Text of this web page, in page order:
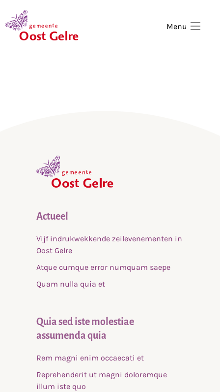
Menu
Actueel
Vijf indrukwekkende zeilevenementen in
Oost Gelre
Atque cumque error numquam saepe
Quam nulla quia et
Quia sed iste molestiae
assumenda quia
Rem magni enim occaecati et
Reprehenderit ut magni doloremque
illum iste quo